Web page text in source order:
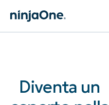
Diventa un